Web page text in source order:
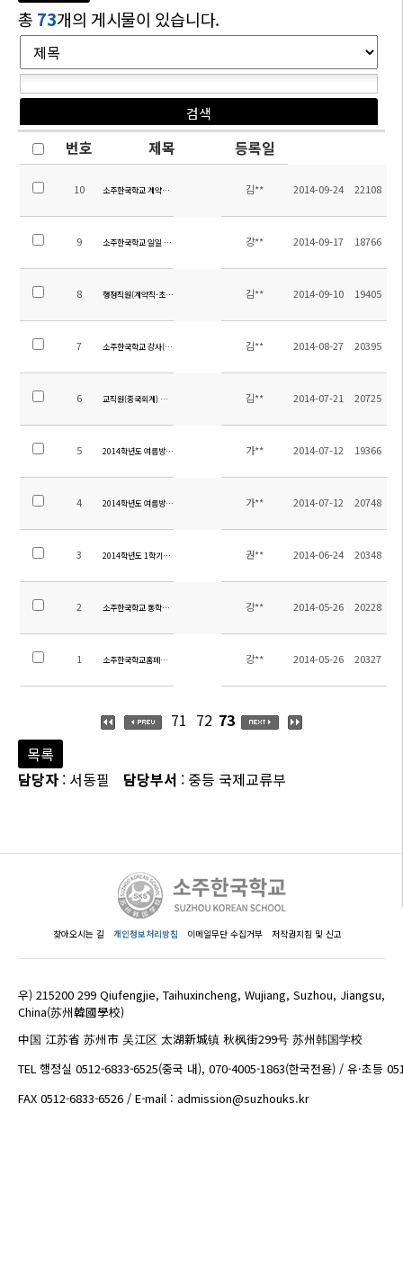
총 73개의 게시물이 있습니다.
번호 제목 등록일
10 소주한국학교 계약제교원 (영어) 채용 공고 김** 2014-09-24 22108
9 소주한국학교 일일 시정표 (2014.09.17수정) 강** 2014-09-17 18766
8 행정직원(계약직-초빙) 채용 공고 김** 2014-09-10 19405
7 소주한국학교 강사(중국어, 영어) 채용 공고 김** 2014-08-27 20395
6 교직원(중국회계) 채용 공고 김** 2014-07-21 20725
5 2014학년도 여름방학 중 전입 및 입학 안내 가** 2014-07-12 19366
4 2014학년도 여름방학 학년별 계획서 가** 2014-07-12 20748
3 2014학년도 1학기말 학업성취도평가 범위 권** 2014-06-24 20348
2 소주한국학교 통학차량 운행시간 및 탑승위치 안내
강** 2014-05-26 20228
1 소주한국학교홈페이지 방문을 환영합니다. 강** 2014-05-26 20327
71 72 73
목록
담당자 : 서동필 담당부서 : 중등 국제교류부
찾아오시는 길 개인정보처리방침 이메일무단 수집거부 저작권지침 및 신고
우) 215200 299 Qiufengjie, Taihuxincheng, Wujiang, Suzhou, Jiangsu,
China(苏州韓國學校)
中国 江苏省 苏州市 吴江区 太湖新城镇 秋枫街299号 苏州韩国学校
TEL 행정실 0512-6833-6525(중국 내), 070-4005-1863(한국전용) / 유·초등
FAX 0512-6833-6526 / E-mail : admission@suzhouks.kr